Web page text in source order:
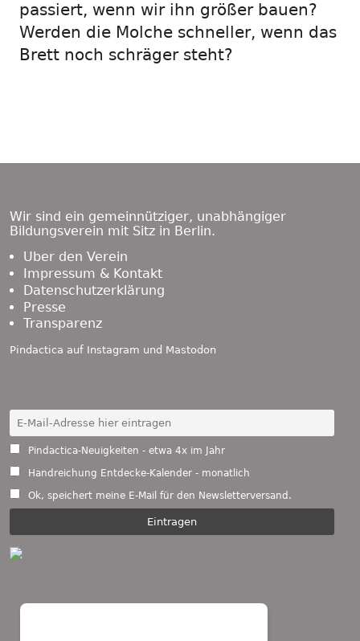
passiert, wenn wir ihn größer bauen?
Werden die Molche schneller, wenn das
Brett noch schräger steht?
Wir sind ein gemeinnütziger, unabhängiger
Bildungsverein mit Sitz in Berlin.
Über den Verein
Impressum & Kontakt
Datenschutzerklärung
Presse
Transparenz
Pindactica auf Instagram und Mastodon
Pindactica-Neuigkeiten - etwa 4x im Jahr
Handreichung Entdecke-Kalender - monatlich
Ok, speichert meine E-Mail für den Newsletterversand.